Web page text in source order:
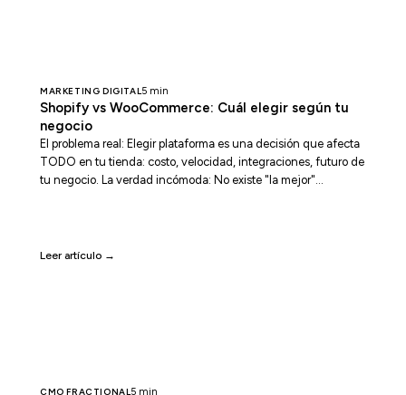
MARKETING DIGITAL 5 min
Shopify vs WooCommerce: Cuál elegir según tu
negocio
El problema real: Elegir plataforma es una decisión que afecta
TODO en tu tienda: costo, velocidad, integraciones, futuro de
tu negocio. La verdad incómoda: No existe "la mejor"
Leer artículo →
CMO FRACTIONAL 5 min